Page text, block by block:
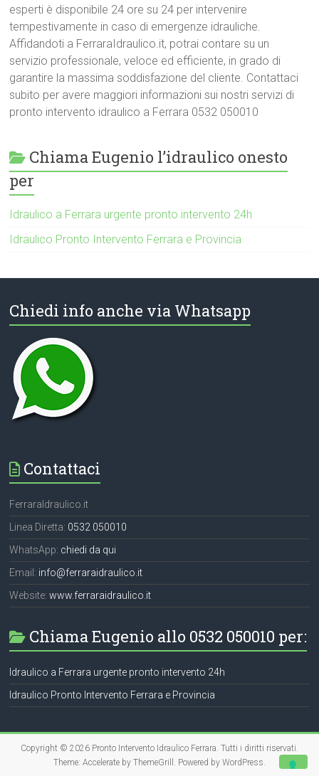
esperti è disponibile 24 ore su 24 per intervenire
tempestivamente in caso di emergenze idrauliche.
Affidandoti a FerraraIdraulico.it, potrai contare su un
servizio professionale, veloce ed efficiente, in grado di
garantire la massima soddisfazione del cliente. Contattaci
subito per avere maggiori informazioni sui nostri servizi di
pronto intervento idraulico a Ferrara 0532 050010
Chiama Eugenio l’idraulico onesto
per
Idraulico a Ferrara urgente pronto intervento 24h
Idraulico Pronto Intervento Ferrara e Provincia
Chiedi info anche via Whatsapp
Contattaci
FerraraIdraulico.it
Linea Diretta: 0532 050010
WhatsApp: chiedi da qui
Email: info@ferraraidraulico.it
Website:www.ferraraidraulico.it
Chiama Eugenio allo 0532 050010 per:
Idraulico a Ferrara urgente pronto intervento 24h
Idraulico Pronto Intervento Ferrara e Provincia
Copyright © 2026 Pronto Intervento Idraulico Ferrara . Tutti i diritti riservati.
Theme: Accelerateby ThemeGrill. Powered by WordPress